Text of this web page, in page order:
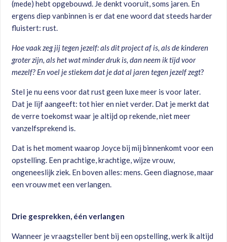
(mede) hebt opgebouwd. Je denkt vooruit, soms jaren. En
ergens diep vanbinnen is er dat ene woord dat steeds harder
fluistert: rust.
Hoe vaak zeg jij tegen jezelf: als dit project af is, als de kinderen
groter zijn, als het wat minder druk is, dan neem ik tijd voor
mezelf? En voel je stiekem dat je dat al jaren tegen jezelf zegt?
Stel je nu eens voor dat rust geen luxe meer is voor later.
Dat je lijf aangeeft: tot hier en niet verder. Dat je merkt dat
de verre toekomst waar je altijd op rekende, niet meer
vanzelfsprekend is.
Dat is het moment waarop Joyce bij mij binnenkomt voor een
opstelling. Een prachtige, krachtige, wijze vrouw,
ongeneeslijk ziek. En boven alles: mens. Geen diagnose, maar
een vrouw met een verlangen.
Drie gesprekken, één verlangen
Wanneer je vraagsteller bent bij een opstelling, werk ik altijd